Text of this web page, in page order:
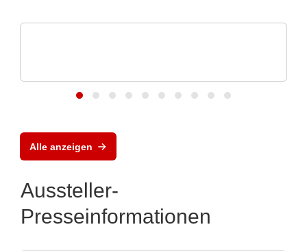
Alle anzeigen
Aussteller-
Presseinformationen